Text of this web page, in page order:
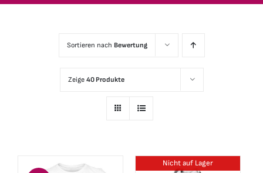
Sortieren nach Bewertung
Zeige 40 Produkte
Nicht auf Lager